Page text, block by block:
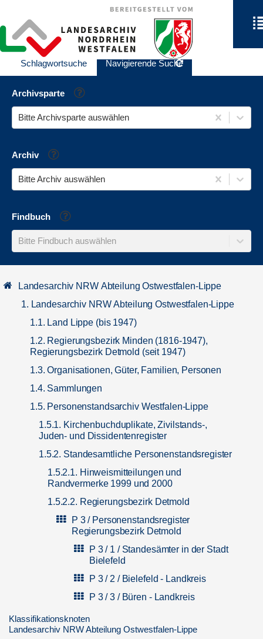
Schlagwortsuche Navigierende Suche
Archivsparte Hilfe
Bitte Archivsparte auswählen
Archiv Hilfe
Bitte Archiv auswählen
Findbuch Hilfe
Bitte Findbuch auswählen
Landesarchiv NRW Abteilung Ostwestfalen-Lippe
1. Landesarchiv NRW Abteilung Ostwestfalen-Lippe
1.1. Land Lippe (bis 1947)
1.2. Regierungsbezirk Minden (1816-1947),
Regierungsbezirk Detmold (seit 1947)
1.3. Organisationen, Güter, Familien, Personen
1.4. Sammlungen
1.5. Personenstandsarchiv Westfalen-Lippe
1.5.1. Kirchenbuchduplikate, Zivilstands-,
Juden- und Dissidentenregister
1.5.2. Standesamtliche Personenstandsregister
1.5.2.1. Hinweismitteilungen und
Randvermerke 1999 und 2000
1.5.2.2. Regierungsbezirk Detmold
P 3 / Personenstandsregister
Regierungsbezirk Detmold
P 3 / 1 / Standesämter in der Stadt
Bielefeld
P 3 / 2 / Bielefeld - Landkreis
P 3 / 3 / Büren - Landkreis
P 3 / 4 / Detmold - Landkreis
P 3 / 5 / Halle - Landkreis
Klassifikationsknoten
Landesarchiv NRW Abteilung Ostwestfalen-Lippe